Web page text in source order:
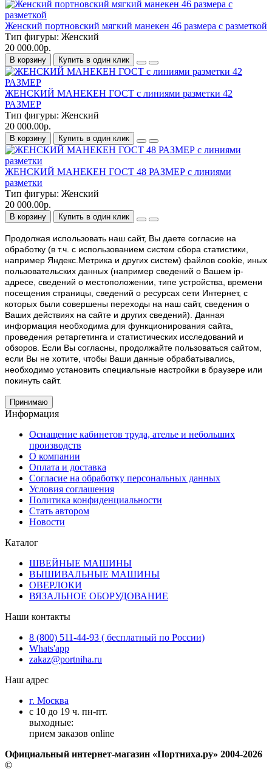
Женский портновский мягкий манекен 46 размера с разметкой
Тип фигуры: Женский
20 000.00р.
В корзину Купить в один клик
ЖЕНСКИЙ МАНЕКЕН ГОСТ с линиями разметки 42
РАЗМЕР
Тип фигуры: Женский
20 000.00р.
В корзину Купить в один клик
ЖЕНСКИЙ МАНЕКЕН ГОСТ 48 РАЗМЕР с линиями
разметки
Тип фигуры: Женский
20 000.00р.
В корзину Купить в один клик
Продолжая использовать наш cайт, Вы даете согласие на
обработку (в т.ч. с использованием систем сбора статистики,
например Яндекс.Метрика и других систем) файлов cookie, иных
пользовательских данных (например сведений о Вашем ip-
адресе, сведений о местоположении, типе устройства, времени
посещения страницы, сведений о ресурсах сети Интернет, с
которых были совершены переходы на наш сайт, сведения о
Ваших действиях на сайте и других сведений). Данная
информация необходима для функционирования сайта,
проведения ретаргетинга и статистических исследований и
обзоров. Если Вы согласны, продолжайте пользоваться сайтом,
если Вы не хотите, чтобы Ваши данные обрабатывались,
необходимо установить специальные настройки в браузере или
покинуть сайт.
Принимаю
Информация
Оснащение кабинетов труда, ателье и небольших
производств
О компании
Оплата и доставка
Согласие на обработку персональных данных
Условия соглашения
Политика конфиденциальности
Стать автором
Новости
Каталог
ШВЕЙНЫЕ МАШИНЫ
ВЫШИВАЛЬНЫЕ МАШИНЫ
ОВЕРЛОКИ
ВЯЗАЛЬНОЕ ОБОРУДОВАНИЕ
Наши контакты
8 (800) 511-44-93 ( бесплатный по России)
Whats'app
zakaz@portniha.ru
Наш адрес
г. Москва
с 10 до 19 ч. пн-пт.
выходные:
прием заказов online
Официальный интернет-магазин «Портниха.ру» 2004-2026
©